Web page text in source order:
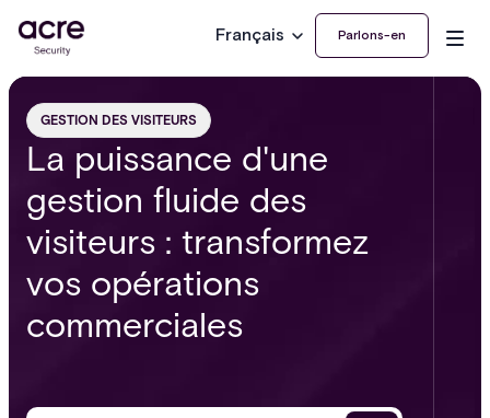
Français Parlons-en
GESTION DES VISITEURS
La puissance d'une
gestion fluide des
visiteurs : transformez
vos opérations
commerciales